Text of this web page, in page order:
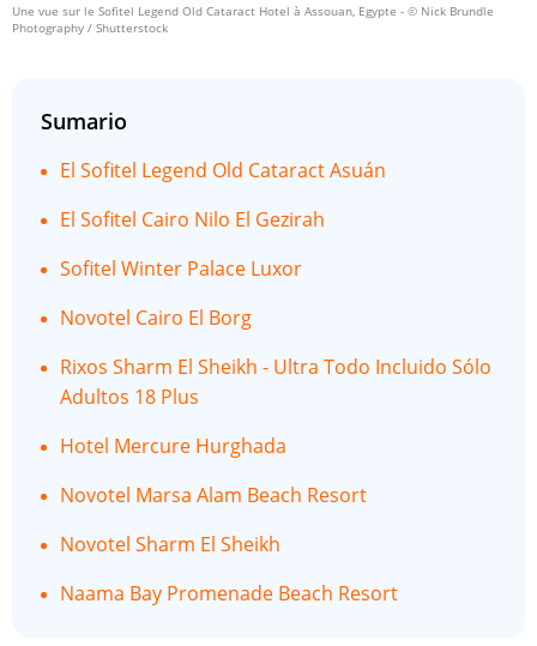
Une vue sur le Sofitel Legend Old Cataract Hotel à Assouan, Egypte - © Nick Brundle
Photography / Shutterstock
Sumario
El Sofitel Legend Old Cataract Asuán
El Sofitel Cairo Nilo El Gezirah
Sofitel Winter Palace Luxor
Novotel Cairo El Borg
Rixos Sharm El Sheikh - Ultra Todo Incluido Sólo
Adultos 18 Plus
Hotel Mercure Hurghada
Novotel Marsa Alam Beach Resort
Novotel Sharm El Sheikh
Naama Bay Promenade Beach Resort